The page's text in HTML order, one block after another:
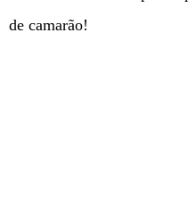
de camarão!